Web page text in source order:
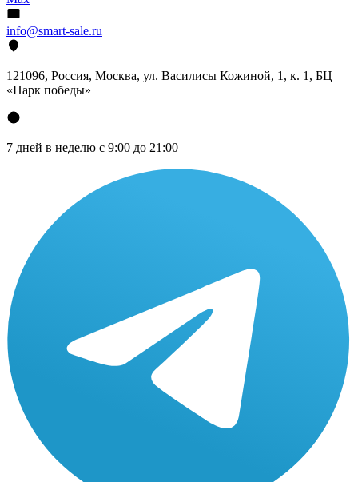
info@smart-sale.ru
121096, Россия, Москва, ул. Василисы Кожиной, 1, к. 1, БЦ
«Парк победы»
7 дней в неделю с 9:00 до 21:00